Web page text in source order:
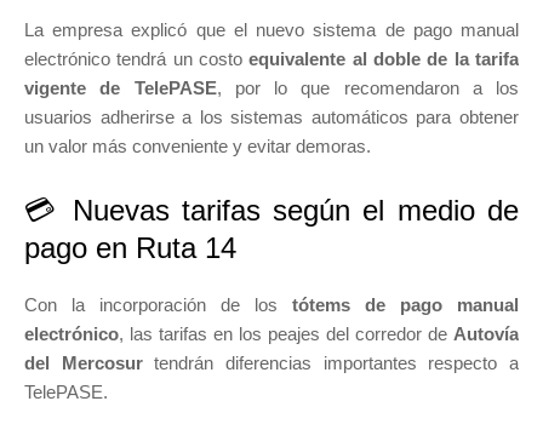
La empresa explicó que el nuevo sistema de pago manual
electrónico tendrá un costoequivalente al doble de la tarifa
vigente de TelePASE, por lo que recomendaron a los
usuarios adherirse a los sistemas automáticos para obtener
un valor más conveniente y evitar demoras.
💳 Nuevas tarifas según el medio de
pago en Ruta 14
Con la incorporación de los tótems de pago manual
electrónico, las tarifas en los peajes del corredor de Autovía
del Mercosurtendrán diferencias importantes respecto a
TelePASE.